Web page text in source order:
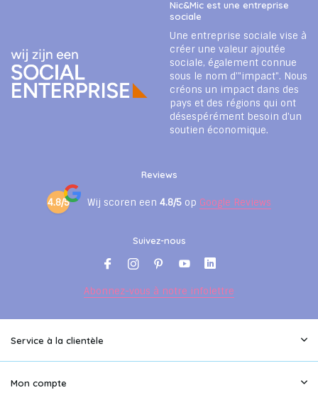
Nic&Mic est une entreprise
sociale
Une entreprise sociale vise à
créer une valeur ajoutée
sociale, également connue
sous le nom d'"impact". Nous
créons un impact dans des
pays et des régions qui ont
désespérément besoin d'un
soutien économique.
Reviews
4.8/5 Wij scoren een 4.8/5 op Google Reviews
Suivez-nous
Abonnez-vous à notre infolettre
Service à la clientèle
Mon compte